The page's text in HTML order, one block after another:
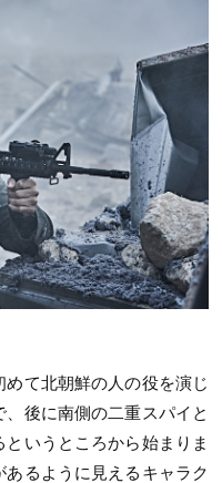
て北朝鮮の人の役を演じ
後に南側の二重スパイと
いうところから始まりま
るように見えるキャラク